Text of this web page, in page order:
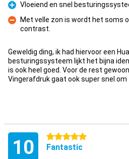
Pro
Vloeiend en snel
Con
Met velle zon is wordt het soms
contrast.
Geweldig ding, ik had hiervoor een
besturingssysteem lijkt het bijna
is ook heel goed. Voor de rest
Vingerafdruk gaat ook super snel om
10 5 stars
Fantastic